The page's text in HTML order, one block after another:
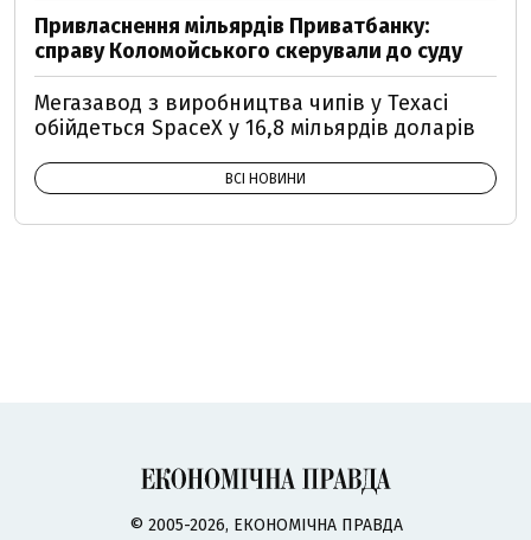
Привласнення мільярдів Приватбанку:
справу Коломойського скерували до суду
Мегазавод з виробництва чипів у Техасі
обійдеться SpaceX у 16,8 мільярдів доларів
ВСІ НОВИНИ
© 2005-2026, ЕКОНОМІЧНА ПРАВДА